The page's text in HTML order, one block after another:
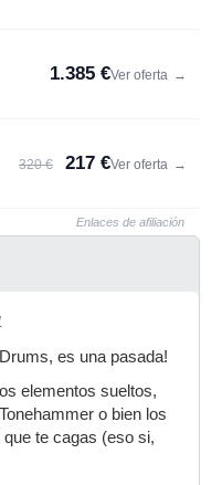
1.385 €Ver oferta →
320 € 217 €Ver oferta →
Enlaces de afiliación
es una pasada!
elementos sueltos,
o bien los
te cagas (eso si,